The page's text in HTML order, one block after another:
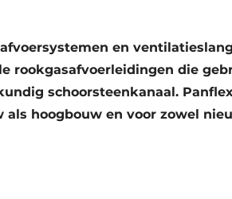
en
rookgasafvoerleidingen die
schoorsteenkanaal.
als hoogbouw en voor zowel